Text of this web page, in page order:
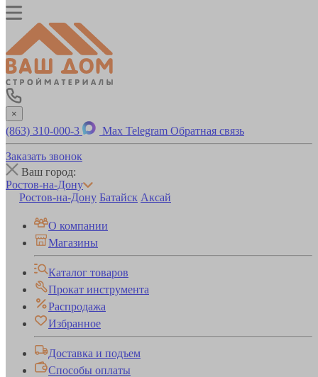
×
(863) 310-000-3 Max Telegram Обратная связь
Заказать звонок
Ваш город:
Ростов-на-Дону
Ростов-на-Дону Батайск Аксай
О компании
Магазины
Каталог товаров
Прокат инструмента
Распродажа
Избранное
Доставка и подъем
Способы оплаты